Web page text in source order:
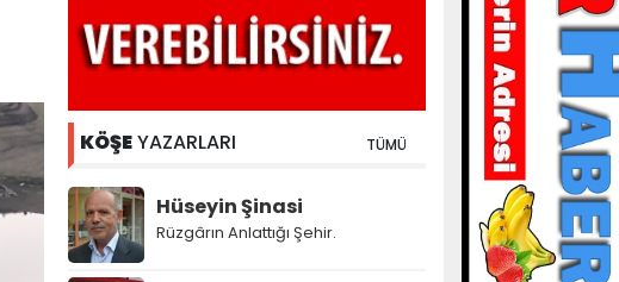
KÖŞEYAZARLARI TÜMÜ
Hüseyin Şinasi
Rüzgârın Anlattığı Şehir.